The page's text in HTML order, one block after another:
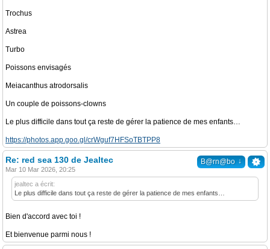
Trochus
Astrea
Turbo
Poissons envisagés
Meiacanthus atrodorsalis
Un couple de poissons-clowns
Le plus difficile dans tout ça reste de gérer la patience de mes enfants…
https://photos.app.goo.gl/crWguf7HFSoTBTPP8
B@rn@bo ↓
Re: red sea 130 de Jealtec
Mar 10 Mar 2026, 20:25
jealtec a écrit:
Le plus difficile dans tout ça reste de gérer la patience de mes enfants…
Bien d'accord avec toi !
Et bienvenue parmi nous !